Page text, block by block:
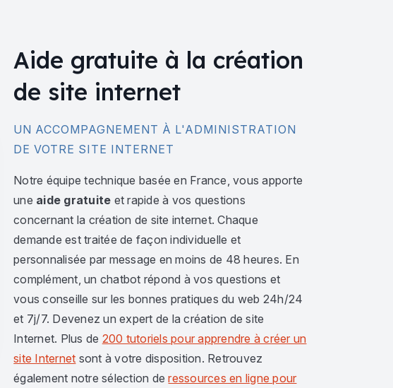
Aide gratuite à la création
de site internet
UN ACCOMPAGNEMENT À L'ADMINISTRATION
DE VOTRE SITE INTERNET
Notre équipe technique basée en France, vous apporte
une aide gratuite et rapide à vos questions
concernant la création de site internet. Chaque
demande est traitée de façon individuelle et
personnalisée par message en moins de 48 heures. En
complément, un chatbot répond à vos questions et
vous conseille sur les bonnes pratiques du web 24h/24
et 7j/7. Devenez un expert de la création de site
Internet. Plus de 200 tutoriels pour apprendre à créer un
site Internet sont à votre disposition. Retrouvez
également notre sélection deressources en ligne pour